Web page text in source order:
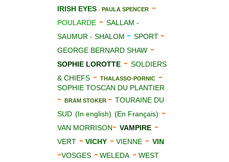
IRISH EYES - PAULA SPENCER -
POULARDE - SALLAM -
SAUMUR - SHALOM - SPORT -
GEORGE BERNARD SHAW -
SOPHIE LOROTTE - SOLDIERS
& CHIEFS - THALASSO-PORNIC -
SOPHIE TOSCAN DU PLANTIER
- BRAM STOKER - TOURAINE DU
SUD (In english) (En Français) -
VAN MORRISON- VAMPIRE -
VERT - VICHY - VIENNE - VIN
-VOSGES -WELEDA - WEST